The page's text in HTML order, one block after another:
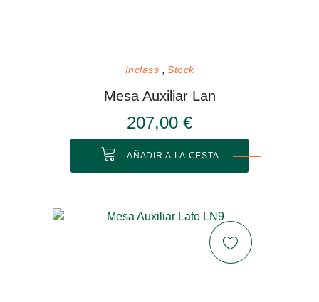
Inclass Stock
Mesa Auxiliar Lan
207,00 €
AÑADIR A LA CESTA